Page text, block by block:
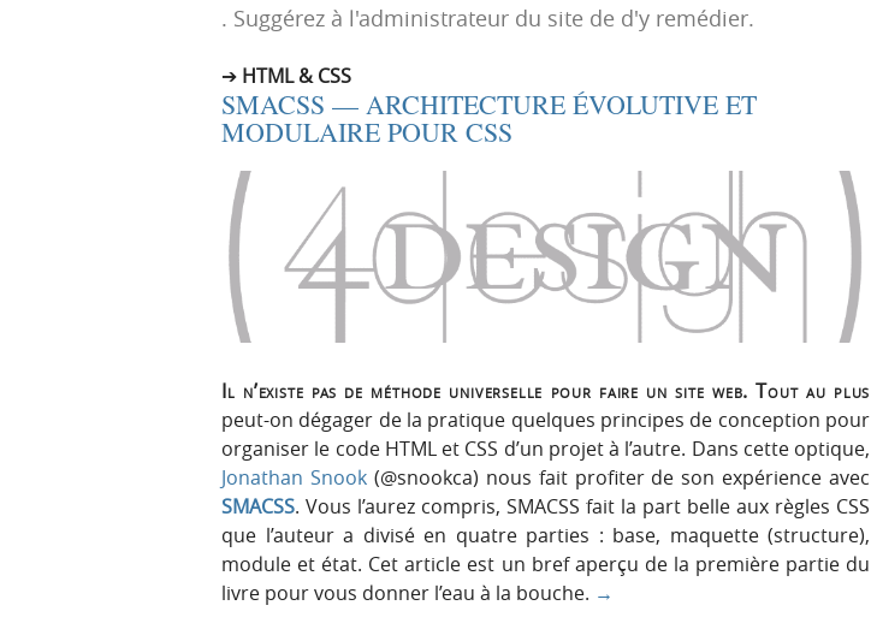
. Suggérez à l'administrateur du site de d'y remédier.
HTML & CSS
SMACSS — ARCHITECTURE ÉVOLUTIVE ET
MODULAIRE POUR CSS
Il n’existe pas de méthode universelle pour faire un site web. Tout au plus
peut-on dégager de la pratique quelques principes de conception pour
organiser le code HTML et CSS d’un projet à l’autre. Dans cette optique,
Jonathan Snook(@snookca) nous fait profiter de son expérience avec
SMACSS. Vous l’aurez compris, SMACSS fait la part belle aux règles CSS
que l’auteur a divisé en quatre parties : base, maquette (structure),
module et état. Cet article est un bref aperçu de la première partie du
livre pour vous donner l’eau à la bouche. →